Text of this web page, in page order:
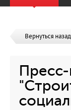
Вернуться назад